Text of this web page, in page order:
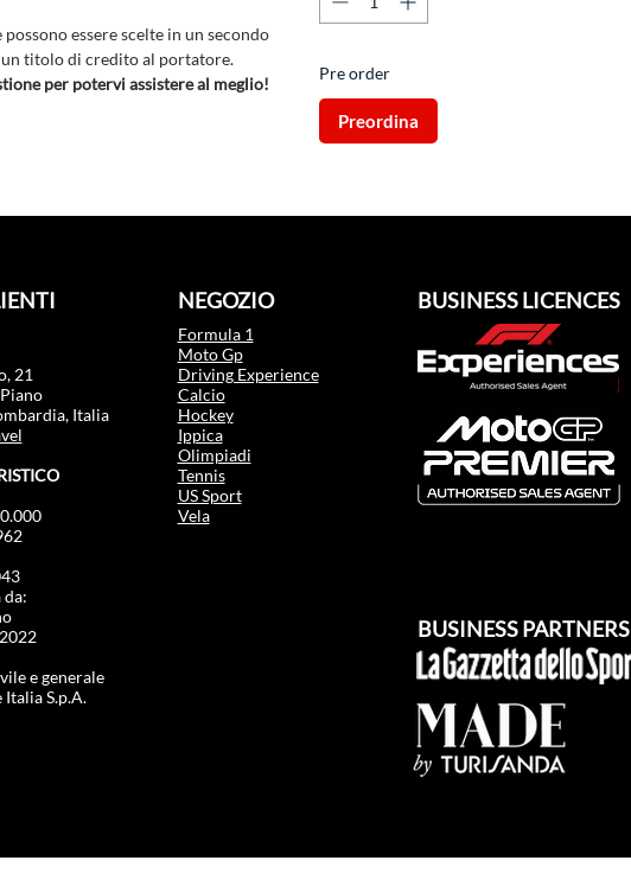
essere scelte in un secondo
un titolo di credito al portatore.
per potervi assistere al meglio!
Pre order
Preordina
21
Italia
da:
e generale
S.p.A.
NEGOZIO
Formula 1
Moto Gp
Driving Experience
Calcio
Hockey
Ippica
Olimpiadi
Tennis
US Sport
Vela
BUSINESS LICENCES
BUSINESS PARTNERS